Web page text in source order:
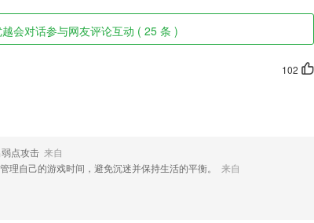
课堂知识课后练，效果更加倍；
励
各个生活技能提升你的生活能力，让你重获生活的乐趣
，智能推荐
会对话参与网友评论互动 ( 25 条 )
102
点攻击 来自
理自己的游戏时间，避免沉迷并保持生活的平衡。
来自